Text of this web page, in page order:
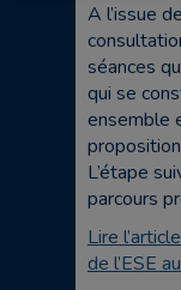
A l’issue
séances
qui se
ensemble
L’étape
parcours
Lire
de l’ESE